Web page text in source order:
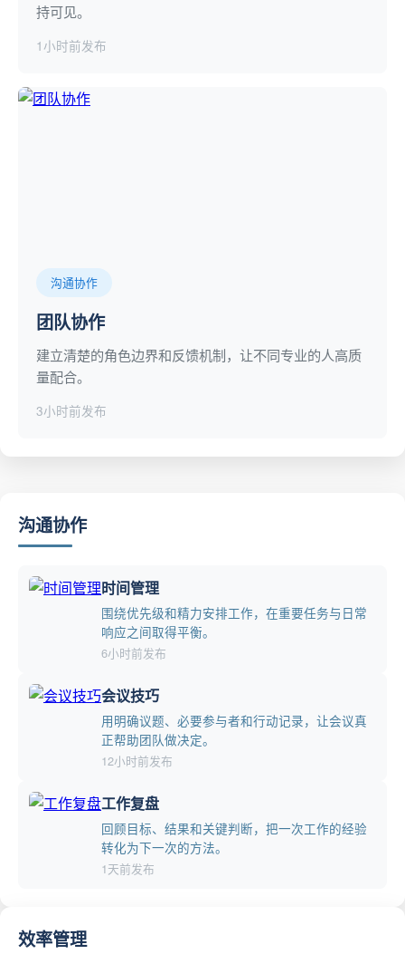
持可见。
1小时前发布
沟通协作
团队协作
建立清楚的角色边界和反馈机制，让不同专业的人高质
量配合。
3小时前发布
沟通协作
时间管理
围绕优先级和精力安排工作，在重要任务与日常
响应之间取得平衡。
6小时前发布
会议技巧
用明确议题、必要参与者和行动记录，让会议真
正帮助团队做决定。
12小时前发布
工作复盘
回顾目标、结果和关键判断，把一次工作的经验
转化为下一次的方法。
1天前发布
效率管理